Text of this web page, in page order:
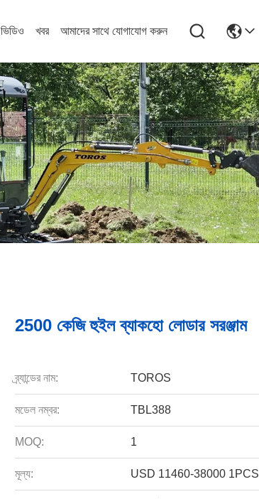
ভিডিও খবর আমাদের সাথে যোগাযোগ করুন
2500 কেজি হুইল ব্যাকহো লোডার সরঞ্জাম
ব্র্যান্ডের নাম: TOROS
মডেল নম্বর: TBL388
MOQ: 1
মূল্য: USD 11460-38000 1PCS